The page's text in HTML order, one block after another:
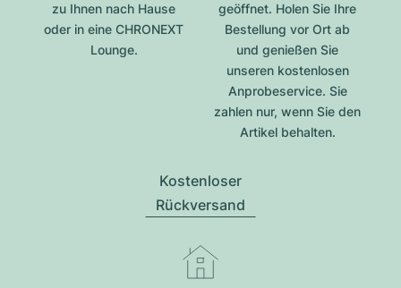
zu Ihnen nach Hause
oder in eine CHRONEXT
Lounge.
geöffnet. Holen Sie Ihre
Bestellung vor Ort ab
und genießen Sie
unseren kostenlosen
Anprobeservice. Sie
zahlen nur, wenn Sie den
Artikel behalten.
Kostenloser
Rückversand